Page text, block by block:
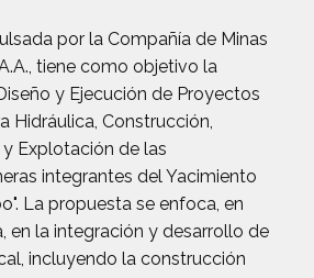
por la Compañía de Minas
tiene como objetivo la
y Ejecución de Proyectos
Hidráulica, Construcción,
Explotación de las
integrantes del Yacimiento
La propuesta se enfoca, en
en la integración y desarrollo de
incluyendo la construcción